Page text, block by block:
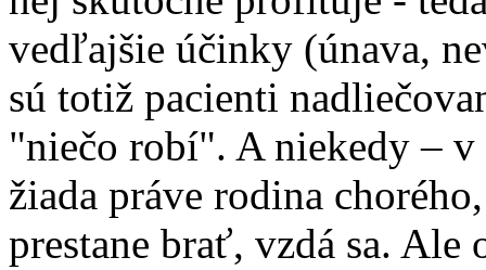
vedľajšie účinky (únava,
sú totiž pacienti
"niečo robí". A niekedy –
žiada práve rodina
prestane brať, vzdá sa.